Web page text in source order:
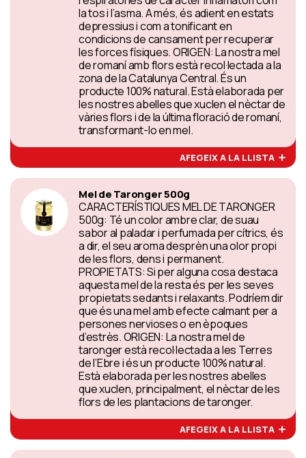
la tos i l’asma. A més, és adient en estats
depressius i com a tonificant en
condicions de cansament per recuperar
les forces físiques. ORIGEN: La nostra mel
de romaní amb flors està recol·lectada a la
zona de la Catalunya Central. És un
producte 100% natural. Està elaborada per
les nostres abelles que xuclen el nèctar de
vàries flors i de la última floració de romaní,
transformant-lo en mel.
AFEGEIX A LA LLISTA
Mel de Taronger 500g
CARACTERÍSTIQUES MEL DE TARONGER
500g: Té un color ambre clar, de suau
sabor al paladar i perfumada per cítrics, és
a dir, el seu aroma desprèn una olor propi
de les flors, dens i permanent.
PROPIETATS: Si per alguna cosa destaca
aquesta mel de la resta és per les seves
propietats sedants i relaxants. Podríem dir
que és una mel amb efecte calmant per a
persones nervioses o en èpoques
d’estrès. ORIGEN: La nostra mel de
taronger està recol·lectada a les Terres
de l’Ebre i és un producte 100% natural.
Està elaborada per les nostres abelles
que xuclen, principalment, el nèctar de les
flors de les plantacions de taronger.
AFEGEIX A LA LLISTA